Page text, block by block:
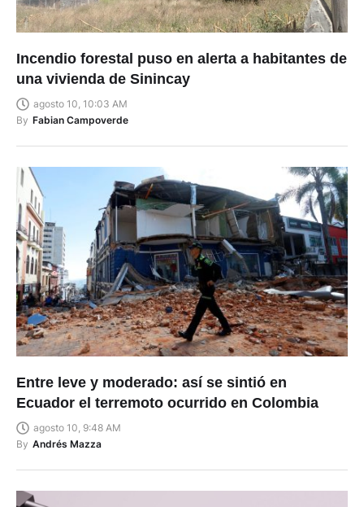
Incendio forestal puso en alerta a habitantes de
una vivienda de Sinincay
agosto 10, 10:03 AM
By Fabian Campoverde
Entre leve y moderado: así se sintió en
Ecuador el terremoto ocurrido en Colombia
agosto 10, 9:48 AM
By Andrés Mazza